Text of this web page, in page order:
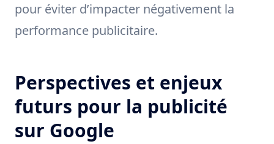
pour éviter d’impacter négativement la
performance publicitaire.
Perspectives et enjeux
futurs pour la publicité
sur Google